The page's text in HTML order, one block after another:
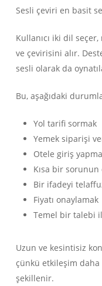
Sesli çeviri en basit
Kullanıcı iki dil
ve çevirisini alır.
sesli olarak da
Bu, aşağıdaki
Yol tarifi sormak
Yemek siparişi
Otele giriş
Kısa bir sorunun
Bir ifadeyi
Fiyatı onaylamak
Temel bir talebi
Uzun ve kesintisiz
çünkü etkileşim
şekillenir.